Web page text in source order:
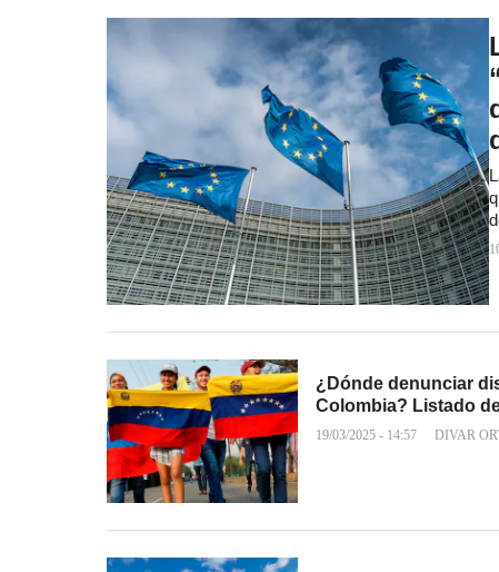
¿Dónde denunciar
Colombia? Listado
19/03/2025 - 14:57 DIVAR